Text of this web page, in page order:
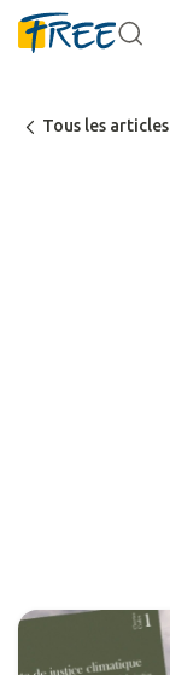
Tous les articles